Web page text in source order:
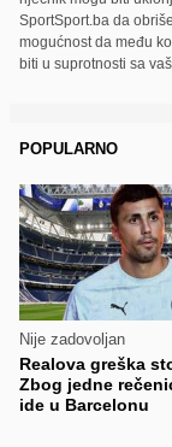
SportSport.ba da
mogućnost da među
biti u suprotnosti sa
POPULARNO
Nije zadovoljan
Realova greška
Zbog jedne
ide u Barcelonu